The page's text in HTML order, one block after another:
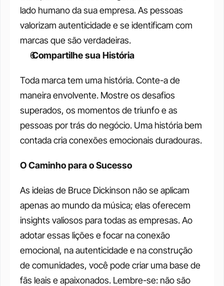
lado humano da sua empresa. As pessoas
valorizam autenticidade e se identificam com
marcas que são verdadeiras.
Compartilhe sua História
Toda marca tem uma história. Conte-a de
maneira envolvente. Mostre os desafios
superados, os momentos de triunfo e as
pessoas por trás do negócio. Uma história bem
contada cria conexões emocionais duradouras.
O Caminho para o Sucesso
As ideias de Bruce Dickinson não se aplicam
apenas ao mundo da música; elas oferecem
insights valiosos para todas as empresas. Ao
adotar essas lições e focar na conexão
emocional, na autenticidade e na construção
de comunidades, você pode criar uma base de
fãs leais e apaixonados. Lembre-se: não são